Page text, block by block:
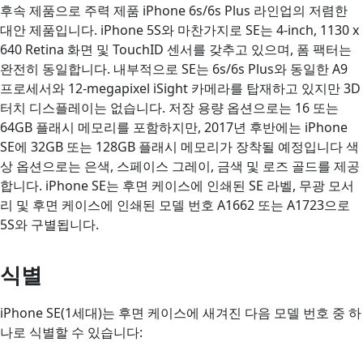
후속 제품으로 주력 제품 iPhone 6s/6s Plus 라인업의 저렴한
대안 제품입니다. iPhone 5S와 마찬가지로 SE는 4-inch, 1130 x
640 Retina 화면 및 TouchID 센서를 갖추고 있으며, 폼 팩터는
완전히 동일합니다. 내부적으로 SE는 6s/6s Plus와 동일한 A9
프로세서와 12-megapixel iSight 카메라를 탑재하고 있지만 3D
터치 디스플레이는 없습니다. 저장 용량 옵션으로는 16 또는
64GB 플래시 메모리를 포함하지만, 2017년 후반에는 iPhone
SE에 32GB 또는 128GB 플래시 메모리가 장착될 예정입니다 색
상 옵션으로는 은색, 스페이스 그레이, 금색 및 로즈 골드를 제공
합니다. iPhone SE는 후면 케이스에 인쇄된 SE 라벨, 무광 모서
리 및 후면 케이스에 인쇄된 모델 번호 A1662 또는 A1723으로
5S와 구별됩니다.
식별
iPhone SE(1세대)는 후면 케이스에 새겨진 다음 모델 번호 중 하
나로 식별할 수 있습니다: